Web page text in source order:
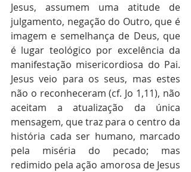
Jesus, assumem uma atitude de
julgamento, negação do Outro, que é
imagem e semelhança de Deus, que
é lugar teológico por excelência da
manifestação misericordiosa do Pai.
Jesus veio para os seus, mas estes
não o reconheceram (cf. Jo 1,11), não
aceitam a atualização da única
mensagem, que traz para o centro da
história cada ser humano, marcado
pela miséria do pecado; mas
redimido pela ação amorosa de Jesus